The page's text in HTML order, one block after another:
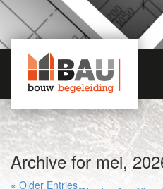
Archive for mei,
« Older Entries